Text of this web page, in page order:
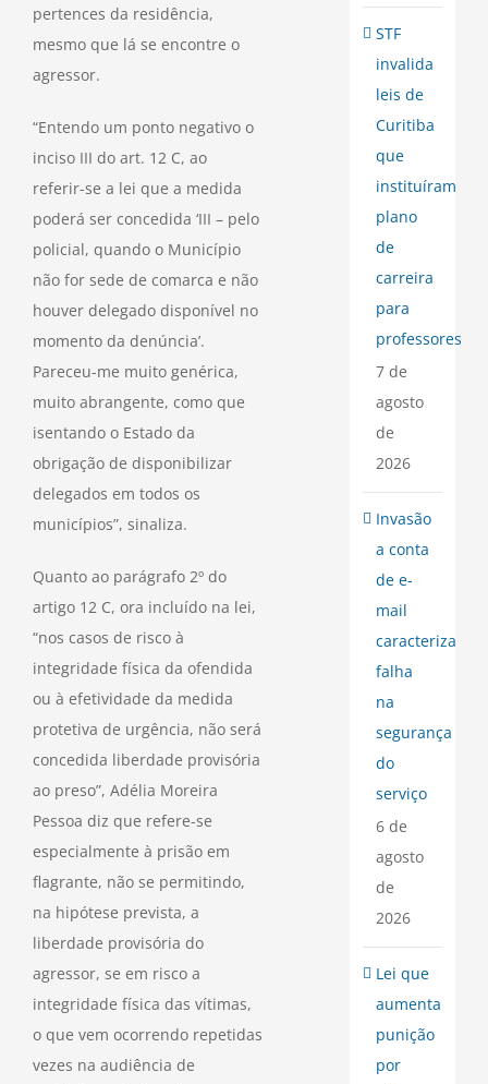
pertences da residência,
mesmo que lá se encontre o
agressor.
“Entendo um ponto negativo o
inciso III do art. 12 C, ao
referir-se a lei que a medida
poderá ser concedida ‘III – pelo
policial, quando o Município
não for sede de comarca e não
houver delegado disponível no
momento da denúncia’.
Pareceu-me muito genérica,
muito abrangente, como que
isentando o Estado da
obrigação de disponibilizar
delegados em todos os
municípios”, sinaliza.
Quanto ao parágrafo 2º do
artigo 12 C, ora incluído na lei,
“nos casos de risco à
integridade física da ofendida
ou à efetividade da medida
protetiva de urgência, não será
concedida liberdade provisória
ao preso”, Adélia Moreira
Pessoa diz que refere-se
especialmente à prisão em
flagrante, não se permitindo,
na hipótese prevista, a
liberdade provisória do
agressor, se em risco a
integridade física das vítimas,
o que vem ocorrendo repetidas
vezes na audiência de
STF
invalida
leis de
Curitiba
que
instituíram
plano
de
carreira
para
professores
7 de
agosto
de
2026
Invasão
a conta
de e-
mail
caracteriza
falha
na
segurança
do
serviço
6 de
agosto
de
2026
Lei que
aumenta
punição
por